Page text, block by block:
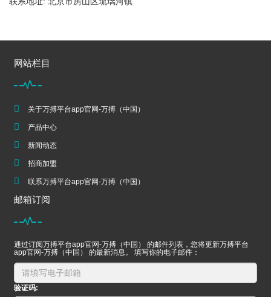
网站栏目
关于万搏平台app官网-万搏（中国）
产品中心
新闻动态
招商加盟
联系万搏平台app官网-万搏（中国）
邮箱订阅
通过订阅万搏平台app官网-万搏（中国） 的邮件列表，您将更新万搏平台
app官网-万搏（中国） 的最新消息。 填写你的电子邮件：
验证码: